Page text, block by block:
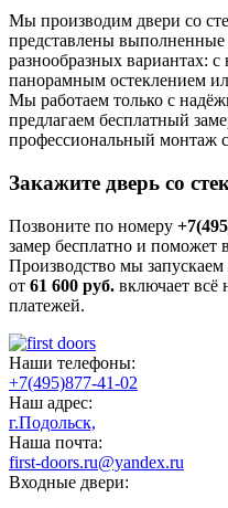
Мы производим двери со
представлены
разнообразных вариантах:
панорамным остеклением
Мы работаем только с
предлагаем бесплатный
профессиональный монтаж
Закажите дверь со
Позвоните по номеру
замер бесплатно и поможет
Производство мы запускаем
от 61 600 руб. включает
платежей.
Наши телефоны:
+7(495)877-41-02
Наш адрес:
г.Подольск,
Наша почта:
first-doors.ru@yandex.ru
Входные двери: